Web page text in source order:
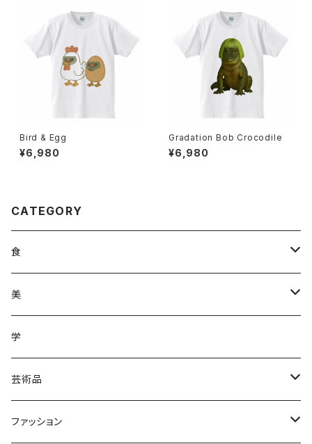
Bird & Egg
¥6,980
Gradation Bob Crocodile
¥6,980
CATEGORY
食
調味料
加工品
ジュース
ジュース
野菜
果物
野菜
美
ヘアケア
化粧品
学
芸術品
皿
ファッション